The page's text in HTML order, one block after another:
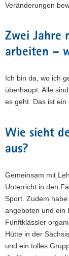
Veränderungen
Zwei Jahre
arbeiten –
Ich bin da, wo ich
überhaupt. Alle
es geht. Das ist
Wie sieht
aus?
Gemeinsam mit
Unterricht in den
Sport. Zudem
angeboten und ein
Fünftklässler
Hütte in der
und ein tolles